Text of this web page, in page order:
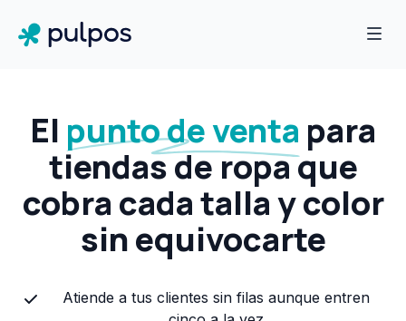
El punto de venta para
tiendas de ropa que
cobra cada talla y color
sin equivocarte
Atiende a tus clientes sin filas aunque entren